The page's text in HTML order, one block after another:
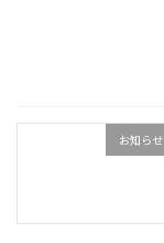
お知らせ